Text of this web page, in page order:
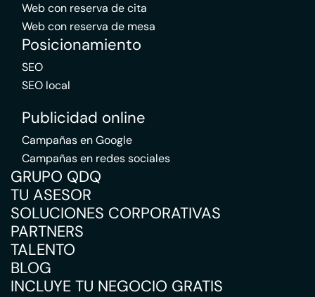
Web con reserva de cita
Web con reserva de mesa
Posicionamiento
SEO
SEO local
Publicidad online
Campañas en Google
Campañas en redes sociales
GRUPO QDQ
TU ASESOR
SOLUCIONES CORPORATIVAS
PARTNERS
TALENTO
BLOG
INCLUYE TU NEGOCIO GRATIS